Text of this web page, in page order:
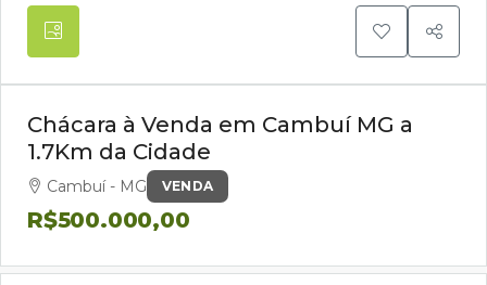
VENDA
Chácara à Venda em Cambuí MG a
1.7Km da Cidade
Cambuí - MG
R$500.000,00